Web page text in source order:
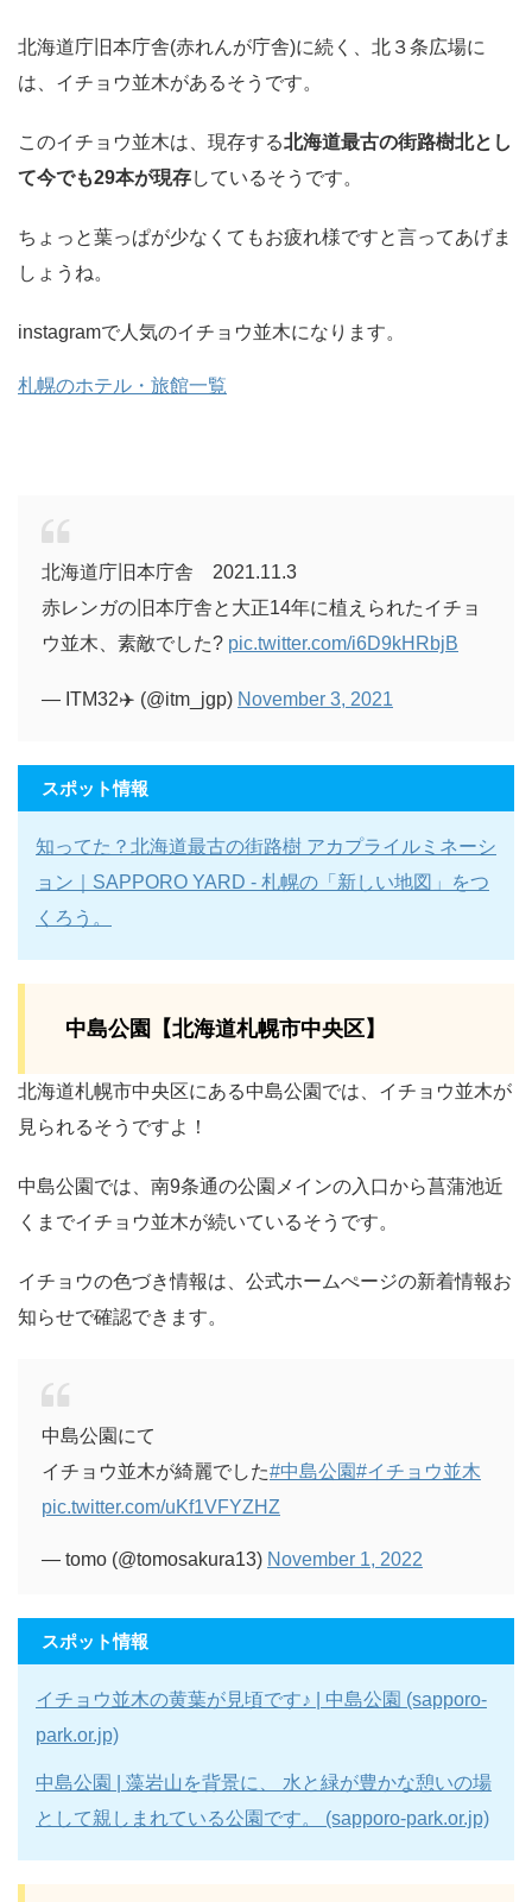
北海道庁旧本庁舎(赤れんが庁舎)に続く、北３条広場に
は、イチョウ並木があるそうです。
このイチョウ並木は、現存する北海道最古の街路樹北とし
て今でも29本が現存しているそうです。
ちょっと葉っぱが少なくてもお疲れ様ですと言ってあげま
しょうね。
instagramで人気のイチョウ並木になります。
札幌のホテル・旅館一覧
北海道庁旧本庁舎 2021.11.3
赤レンガの旧本庁舎と大正14年に植えられたイチョ
ウ並木、素敵でした? pic.twitter.com/i6D9kHRbjB
— ITM32✈️ (@itm_jgp) November 3, 2021
スポット情報
知ってた？北海道最古の街路樹 アカプライルミネーシ
ョン｜SAPPORO YARD - 札幌の「新しい地図」をつ
くろう。
中島公園【北海道札幌市中央区】
北海道札幌市中央区にある中島公園では、イチョウ並木が
見られるそうですよ！
中島公園では、南9条通の公園メインの入口から菖蒲池近
くまでイチョウ並木が続いているそうです。
イチョウの色づき情報は、公式ホームぺージの新着情報お
知らせで確認できます。
中島公園にて
イチョウ並木が綺麗でした#中島公園#イチョウ並木
pic.twitter.com/uKf1VFYZHZ
— tomo (@tomosakura13) November 1, 2022
スポット情報
イチョウ並木の黄葉が見頃です♪ | 中島公園 (sapporo-
park.or.jp)
中島公園 | 藻岩山を背景に、 水と緑が豊かな憩いの場
として親しまれている公園です。 (sapporo-park.or.jp)